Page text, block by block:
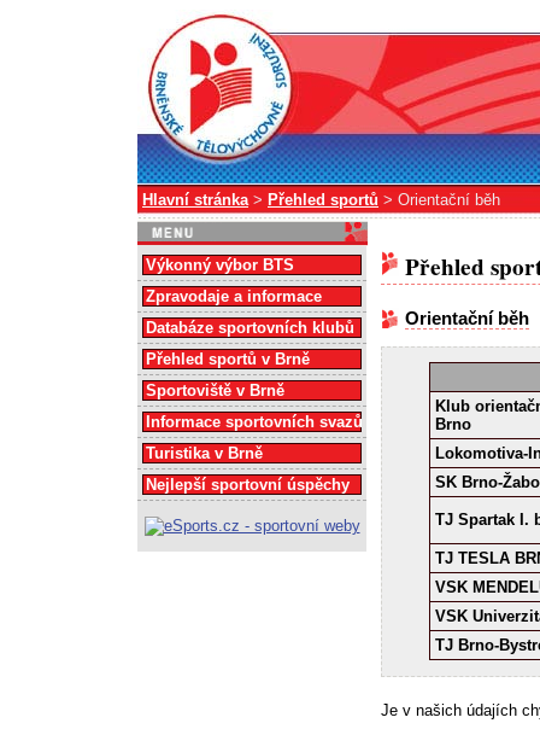
Hlavní stránka> Přehled sportů > Orientační běh
Přehled
Orientační běh
Klub
Brno
Lokomotiva-
SK Brno-
TJ Spartak I.
TJ TESLA
VSK
VSK
TJ Brno-
Je v našich údajích
Výkonný výbor BTS
Zpravodaje a informace
Databáze sportovních klubů
Přehled sportů v Brně
Sportoviště v Brně
Informace sportovních svazů
Turistika v Brně
Nejlepší sportovní úspěchy